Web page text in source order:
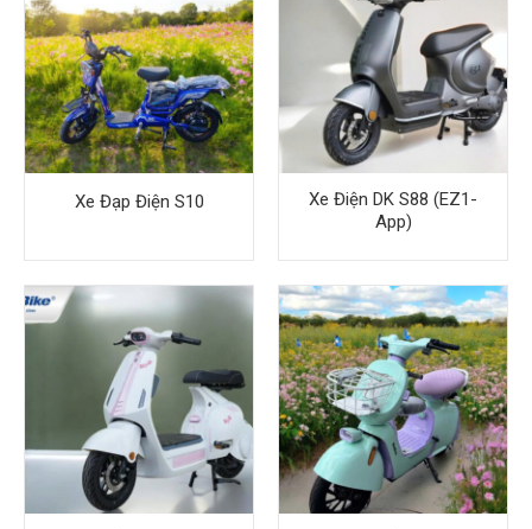
Xe Đạp Điện S10
Xe Điện DK S88 (EZ1-
App)